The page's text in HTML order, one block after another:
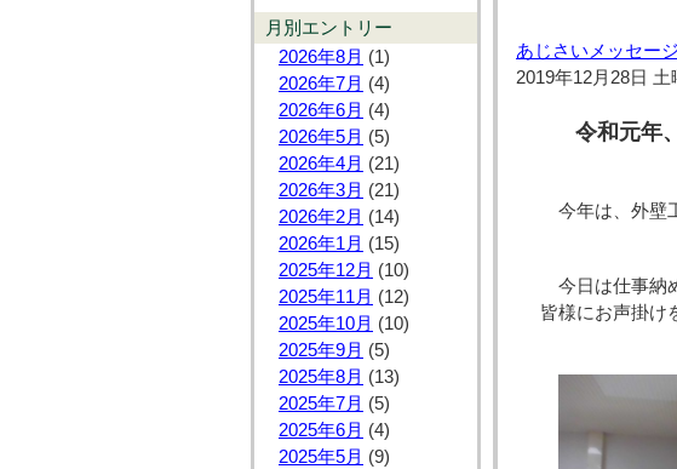
月別エントリー
2026年8月 (1)
2026年7月 (4)
2026年6月 (4)
2026年5月 (5)
2026年4月 (21)
2026年3月 (21)
2026年2月 (14)
2026年1月 (15)
2025年12月 (10)
2025年11月 (12)
2025年10月 (10)
2025年9月 (5)
2025年8月 (13)
2025年7月 (5)
2025年6月 (4)
2025年5月 (9)
あじさいメッセー
2019年12月28日 土
令和元年
今年は、外壁
今日は仕事納
皆様にお声掛け